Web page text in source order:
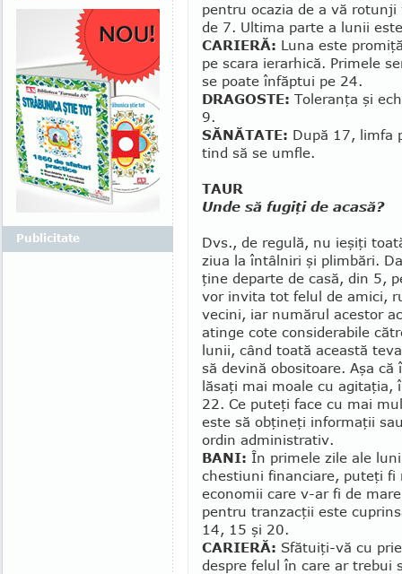
pentru ocazia de a vă
de 7. Ultima parte a lunii
CARIERĂ: Luna este
pe scara ierarhică. Primele
se poate înfăptui pe 24.
DRAGOSTE: Toleranţa şi
9.
SĂNĂTATE: După 17, limfa
tind să se umfle.
TAUR
Unde să fugiţi de acasă?
Dvs., de regulă, nu ieşiţi
ziua la întâlniri şi plimbări.
ţine departe de casă, din 5,
vor invita tot felul de amici,
vecini, iar numărul acestor
atinge cote considerabile
lunii, când toată această
să devină obositoare. Aşa că
lăsaţi mai moale cu agitaţia,
22. Ce puteţi face cu mai
este să obţineţi infor­ma­ţii
ordin administrativ.
BANI: În primele zile ale
chestiuni financiare, puteţi
economii ca­re v-ar fi de
pentru tranzacţii este
14, 15 şi 20.
CARIERĂ: Sfătuiţi-vă cu
despre felul în care ar trebui
Publicitate